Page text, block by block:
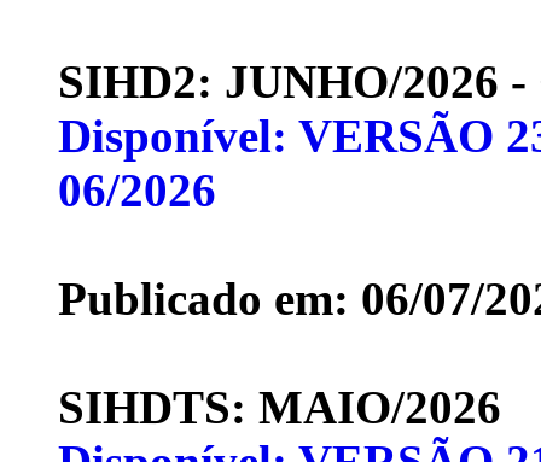
SIHD2: JUNHO/2026
Disponível: VERSÃO
06/2026
Publicado em: 06/07/
SIHDTS: MAIO/2026